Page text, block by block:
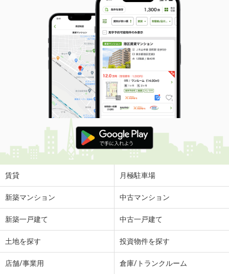
賃貸 月極駐車場
新築マンション 中古マンション
新築一戸建て 中古一戸建て
土地を探す 投資物件を探す
店舗/事業用 倉庫/トランクルーム